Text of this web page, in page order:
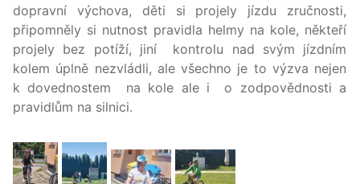
dopravní výchova, děti si projely jízdu zručnosti,
připomněly si nutnost pravidla helmy na kole, někteří
projely bez potíží, jiní kontrolu nad svým jízdním
kolem úplně nezvládli, ale všechno je to výzva nejen
k dovednostem na kole ale i o zodpovědnosti a
pravidlům na silnici.